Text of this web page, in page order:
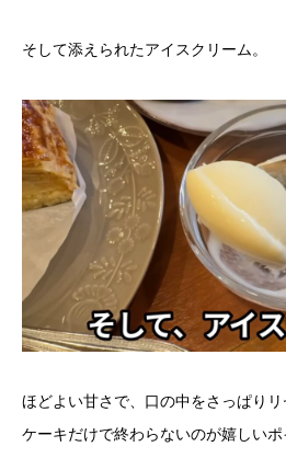
そして添えられたアイスクリーム。
ほどよい甘さで、口の中をさっぱりリ
ケーキだけで終わらないのが嬉しいポ